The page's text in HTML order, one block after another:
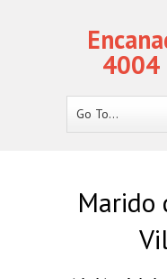
4004
Go To...
Marido